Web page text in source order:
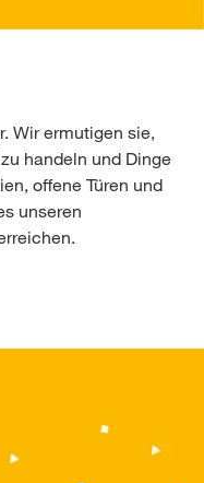
Wir ermutigen sie,
handeln und Dinge
offene Türen und
unseren